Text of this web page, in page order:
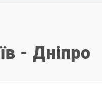
- Дніпро